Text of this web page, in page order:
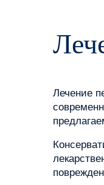
Лечение